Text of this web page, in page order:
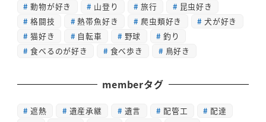
動物が好き
山登り 旅行
昆虫好き
格闘技
熱帯魚好き 爬虫類好き
犬が好き
猫好き
自転車 野球
釣り
食べるのが好き
食べ歩き 鳥好き
memberタグ
遮熱 遺産承継 遺言 配管工
配達